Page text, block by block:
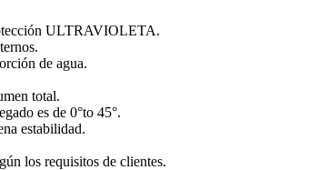
ULTRAVIOLETA.
de agua.
total.
es de 0°to 45°.
estabilidad.
los requisitos de clientes.